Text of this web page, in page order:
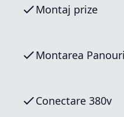
Montaj prize
Montarea
Conectare 380v